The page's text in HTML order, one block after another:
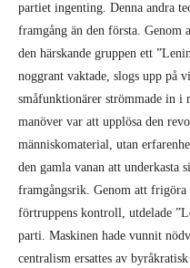
partiet ingenting. Denna andra
framgång än den första.
den härskande gruppen ett
noggrant vaktade, slogs upp på
småfunktionärer strömmade in i
manöver var att upplösa den
människomaterial, utan
den gamla vanan att underkasta
framgångsrik. Genom att
förtruppens kontroll, utdelade
parti. Maskinen hade vunnit
centralism ersattes av